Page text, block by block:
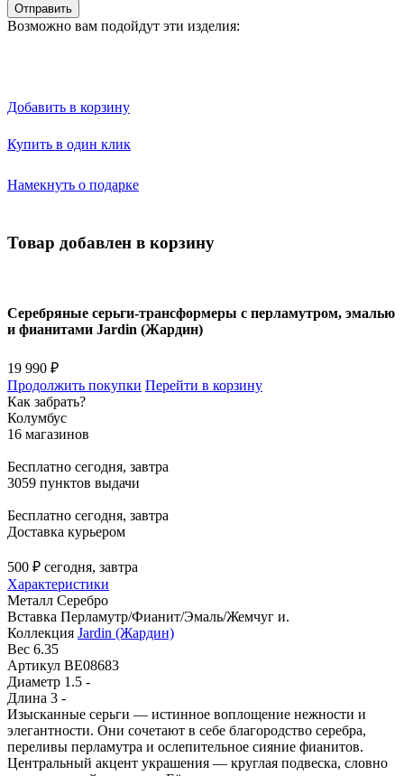
Отправить
Возможно вам подойдут эти изделия:
Добавить в корзину
Купить в один клик
Намекнуть о подарке
Товар добавлен в корзину
Серебряные серьги-трансформеры с перламутром, эмалью
и фианитами Jardin (Жардин)
19 990 ₽
Продолжить покупки Перейти в корзину
Как забрать?
Колумбус
16 магазинов
Бесплатно сегодня, завтра
3059 пунктов выдачи
Бесплатно сегодня, завтра
Доставка курьером
500 ₽ сегодня, завтра
Характеристики
Металл Серебро
Вставка Перламутр/Фианит/Эмаль/Жемчуг и.
Коллекция Jardin (Жардин)
Вес 6.35
Артикул BE08683
Диаметр 1.5 -
Длина 3 -
Изысканные серьги — истинное воплощение нежности и
элегантности. Они сочетают в себе благородство серебра,
переливы перламутра и ослепительное сияние фианитов.
Центральный акцент украшения — круглая подвеска, словно